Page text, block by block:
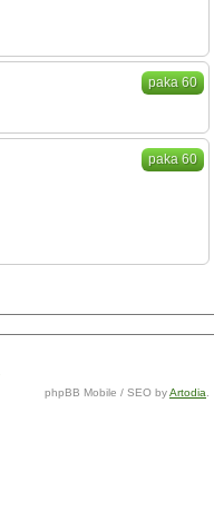
paka 60
paka 60
phpBB Mobile / SEO byArtodia